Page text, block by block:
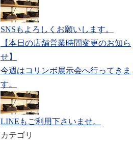
SNSもよろしくお願いします。
【本日の店舗営業時間変更のお知ら
せ】
今週はコリンボ展示会へ行ってきま
す。
LINEもご利用下さいませ。
カテゴリ